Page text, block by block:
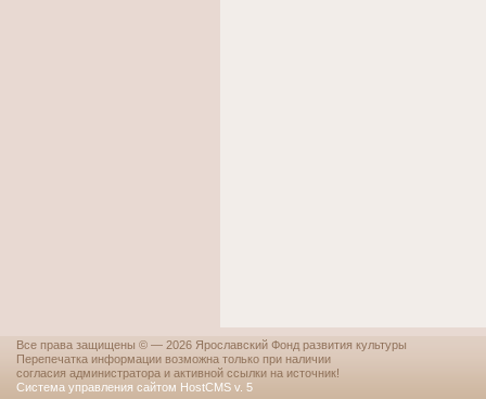
Все права защищены © — 2026 Ярославский Фонд развития культуры
Перепечатка информации возможна только при наличии
согласия администратора и активной ссылки на источник!
Система управления сайтом HostCMS v. 5